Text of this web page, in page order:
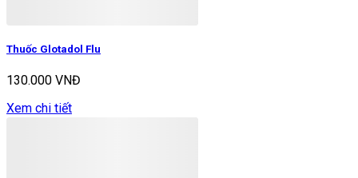
Thuốc Glotadol Flu
130.000 VNĐ
Xem chi tiết